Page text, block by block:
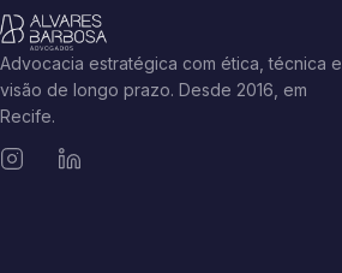
Advocacia estratégica com ética, técnica e
visão de longo prazo. Desde 2016, em
Recife.